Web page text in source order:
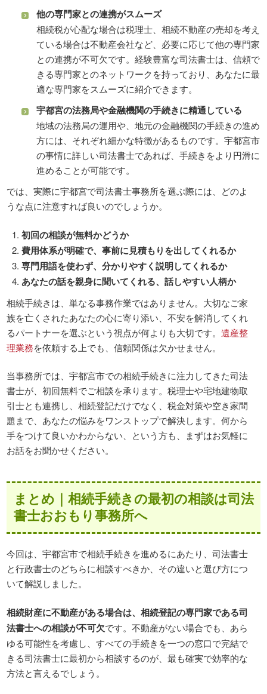
他の専門家との連携がスムーズ
相続税が心配な場合は税理士、相続不動産の売却を考え
ている場合は不動産会社など、必要に応じて他の専門家
との連携が不可欠です。経験豊富な司法書士は、信頼で
きる専門家とのネットワークを持っており、あなたに最
適な専門家をスムーズに紹介できます。
宇都宮の法務局や金融機関の手続きに精通している
地域の法務局の運用や、地元の金融機関の手続きの進め
方には、それぞれ細かな特徴があるものです。宇都宮市
の事情に詳しい司法書士であれば、手続きをより円滑に
進めることが可能です。
では、実際に宇都宮で司法書士事務所を選ぶ際には、どのよ
うな点に注意すれば良いのでしょうか。
初回の相談が無料かどうか
費用体系が明確で、事前に見積もりを出してくれるか
専門用語を使わず、分かりやすく説明してくれるか
あなたの話を親身に聞いてくれる、話しやすい人柄か
相続手続きは、単なる事務作業ではありません。大切なご家
族を亡くされたあなたの心に寄り添い、不安を解消してくれ
るパートナーを選ぶという視点が何よりも大切です。遺産整
理業務を依頼する上でも、信頼関係は欠かせません。
当事務所では、宇都宮市での相続手続きに注力してきた司法
書士が、初回無料でご相談を承ります。税理士や宅地建物取
引士とも連携し、相続登記だけでなく、税金対策や空き家問
題まで、あなたの悩みをワンストップで解決します。何から
手をつけて良いかわからない、という方も、まずはお気軽に
お話をお聞かせください。
まとめ｜相続手続きの最初の相談は司法
書士おおもり事務所へ
今回は、宇都宮市で相続手続きを進めるにあたり、司法書士
と行政書士のどちらに相談すべきか、その違いと選び方につ
いて解説しました。
相続財産に不動産がある場合は、相続登記の専門家である司
法書士への相談が不可欠です。不動産がない場合でも、あら
ゆる可能性を考慮し、すべての手続きを一つの窓口で完結で
きる司法書士に最初から相談するのが、最も確実で効率的な
方法と言えるでしょう。